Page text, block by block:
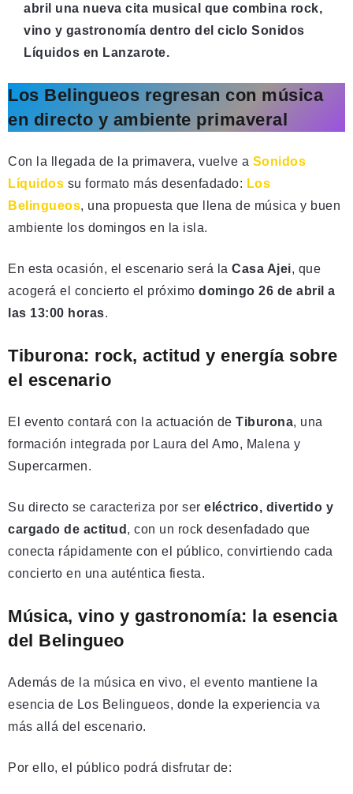
abril una nueva cita musical que combina rock,
vino y gastronomía dentro del ciclo Sonidos
Líquidos en Lanzarote.
Los Belingueos regresan con música
en directo y ambiente primaveral
Con la llegada de la primavera, vuelve a Sonidos
Líquidos su formato más desenfadado: Los
Belingueos, una propuesta que llena de música y buen
ambiente los domingos en la isla.
En esta ocasión, el escenario será la Casa Ajei, que
acogerá el concierto el próximo domingo 26 de abril a
las 13:00 horas.
Tiburona: rock, actitud y energía sobre
el escenario
El evento contará con la actuación de Tiburona, una
formación integrada por Laura del Amo, Malena y
Supercarmen.
Su directo se caracteriza por ser eléctrico, divertido y
cargado de actitud , con un rock desenfadado que
conecta rápidamente con el público, convirtiendo cada
concierto en una auténtica fiesta.
Música, vino y gastronomía: la esencia
del Belingueo
Además de la música en vivo, el evento mantiene la
esencia de Los Belingueos, donde la experiencia va
más allá del escenario.
Por ello, el público podrá disfrutar de: